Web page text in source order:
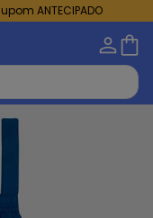
ANTECIPADO